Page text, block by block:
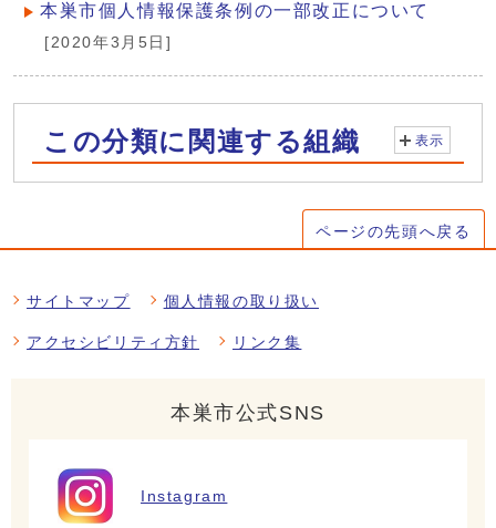
本巣市個人情報保護条例の一部改正について
[2020年3月5日]
この分類に関連する組織 表示
ページの先頭へ戻る
サイトマップ 個人情報の取り扱い
アクセシビリティ方針 リンク集
本巣市公式SNS
Instagram